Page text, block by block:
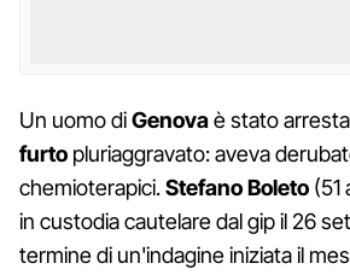
Un uomo diGenovaè stato
furto pluriaggravato: aveva
chemioterapici.Stefano Boleto (51
in custodia cautelare dal gip il 26
termine di un'indagine iniziata il